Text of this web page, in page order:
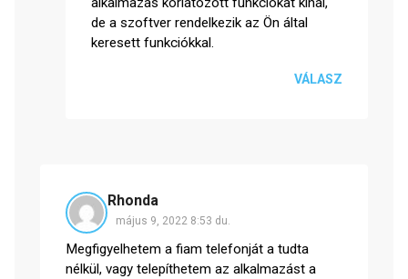
de a szoftver rendelkezik az Ön által
keresett funkciókkal.
VÁLASZ
Rhonda
május 9, 2022 8:53 du.
Megfigyelhetem a fiam telefonját a tudta
nélkül, vagy telepíthetem az alkalmazást a